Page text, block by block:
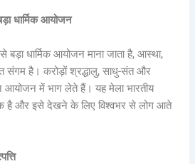
धार्मिक आयोजन
धार्मिक आयोजन माना जाता है, आस्था,
संगम है। करोड़ों श्रद्धालु, साधु-संत और
आयोजन में भाग लेते हैं। यह मेला भारतीय
है और इसे देखने के लिए विश्वभर से लोग आते